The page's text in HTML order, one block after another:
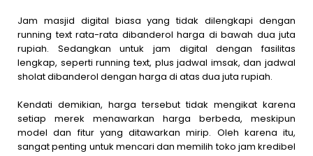
Jam masjid digital biasa yang tidak dilengkapi dengan
running text rata-rata dibanderol harga di bawah dua juta
rupiah. Sedangkan untuk jam digital dengan fasilitas
lengkap, seperti running text, plus jadwal imsak, dan jadwal
sholat dibanderol dengan harga di atas dua juta rupiah.
Kendati demikian, harga tersebut tidak mengikat karena
setiap merek menawarkan harga berbeda, meskipun
model dan fitur yang ditawarkan mirip. Oleh karena itu,
sangat penting untuk mencari dan memilih toko jam kredibel